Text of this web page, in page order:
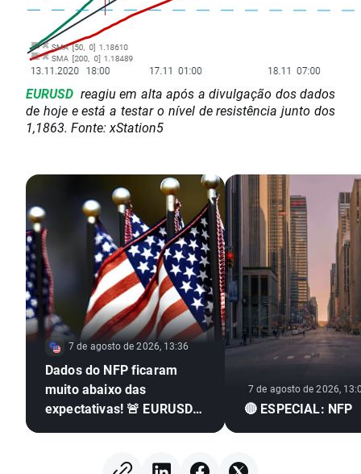
EURUSD reagiu em alta após a divulgação dos dados
de hoje e está a testar o nível de resistência junto dos
1,1863. Fonte: xStation5
7 de agosto de 2026, 13:36
Dados do NFP ficaram
muito abaixo das
expectativas! 🚨 EURUSD
7 de agosto de 2026,
🔴 ESPECIAL: NFP